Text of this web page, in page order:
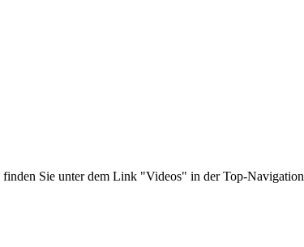
Sie unter dem Link "Videos" in der Top-Navigation